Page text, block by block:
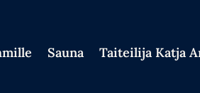
Sauna Taiteilija Katja